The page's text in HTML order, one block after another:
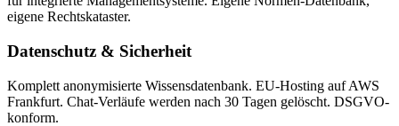
eigene Rechtskataster.
Datenschutz & Sicherheit
Komplett anonymisierte Wissensdatenbank. EU-Hosting auf AWS
Frankfurt. Chat-Verläufe werden nach 30 Tagen gelöscht. DSGVO-
konform.